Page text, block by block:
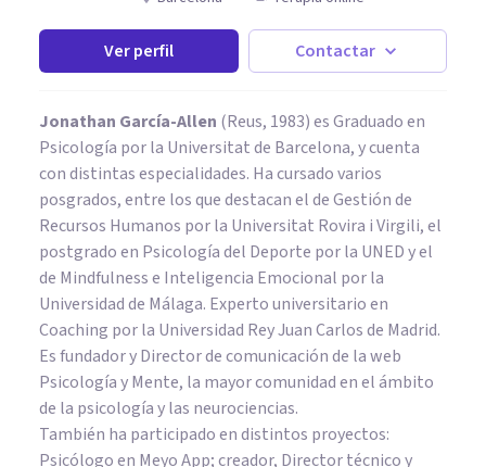
Ver perfil Contactar
Jonathan García-Allen (Reus, 1983) es Graduado en
Psicología por la Universitat de Barcelona, y cuenta
con distintas especialidades. Ha cursado varios
posgrados, entre los que destacan el de Gestión de
Recursos Humanos por la Universitat Rovira i Virgili, el
postgrado en Psicología del Deporte por la UNED y el
de Mindfulness e Inteligencia Emocional por la
Universidad de Málaga. Experto universitario en
Coaching por la Universidad Rey Juan Carlos de Madrid.
Es fundador y Director de comunicación de la web
Psicología y Mente, la mayor comunidad en el ámbito
de la psicología y las neurociencias.
También ha participado en distintos proyectos:
Psicólogo en Meyo App; creador, Director técnico y